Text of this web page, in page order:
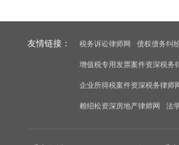
友情链接： 税务诉讼律师网 债权债务纠
增值税专用发票案件资深税务
企业所得税案件资深税务律师
赖绍松资深房地产律师网 法